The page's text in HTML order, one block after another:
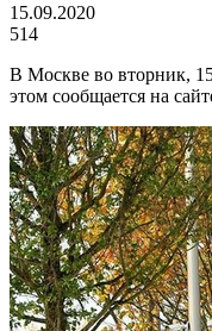
15.09.2020
514
В Москве во вторник,
этом сообщается на